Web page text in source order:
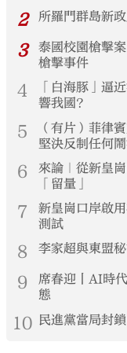
2 所羅門群島新
3
泰國校園槍擊
槍擊事件
4
「白海豚」逼
響我國？
5
（有片）菲律
堅決反制任何
6
來論｜從新皇
「留量」
7
新皇崗口岸啟
測試
8 李家超與東盟
9
席春迎丨AI時
態
10 民進黨當局封